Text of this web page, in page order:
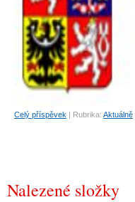
Celý příspěvek | Rubrika: Aktuálně
Nalezené složky